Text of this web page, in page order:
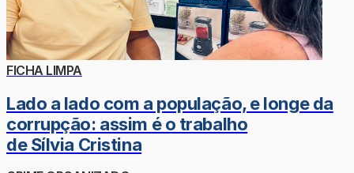
FICHA LIMPA
Lado a lado com a população, e longe da
corrupção: assim é o trabalho
de Sílvia Cristina